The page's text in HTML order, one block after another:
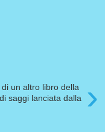
›
un altro libro della
saggi lanciata dalla